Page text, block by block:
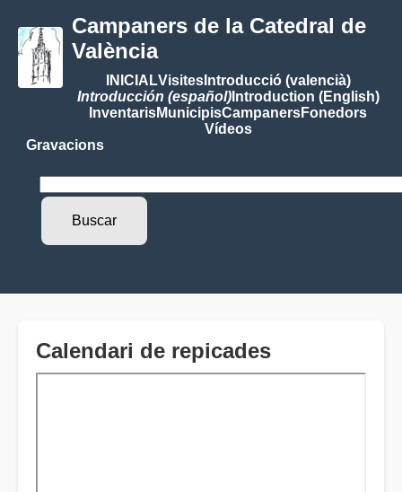
Campaners de la Catedral de
València
INICIALVisitesIntroducció (valencià)
Introducción (español)Introduction (English)
InventarisMunicipisCampanersFonedors
Vídeos
Gravacions
Calendari de repicades